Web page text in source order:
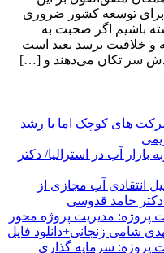
برای توسعه کشور ضروری
باشیم اگر صحبت به
و خلاقیت برسد بعید است
سر تکان می‌دهند و […]
های کوچک اما با رشد
آب در استرالیا/ دکتر
انتقادی آب مجازی از
دکتر حامد قدوسی
پروژه: مدیریت پروژه محور
شامی زنجانی+دانلود فایل
پروژه: سرمایه گذاری